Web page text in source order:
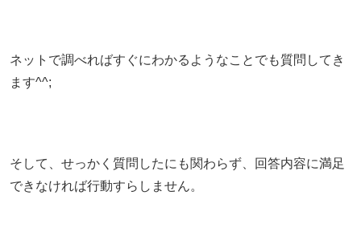
ネットで調べればすぐにわかるようなことでも質問してき
ます^^;
そして、せっかく質問したにも関わらず、回答内容に満足
できなければ行動すらしません。